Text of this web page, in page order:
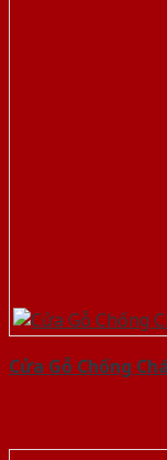
Cửa Gỗ Chống